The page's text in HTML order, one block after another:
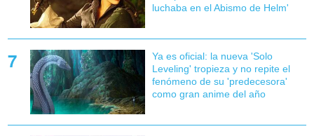
luchaba en el Abismo de Helm'
Ya es oficial: la nueva 'Solo
Leveling' tropieza y no repite el
fenómeno de su 'predecesora'
como gran anime del año